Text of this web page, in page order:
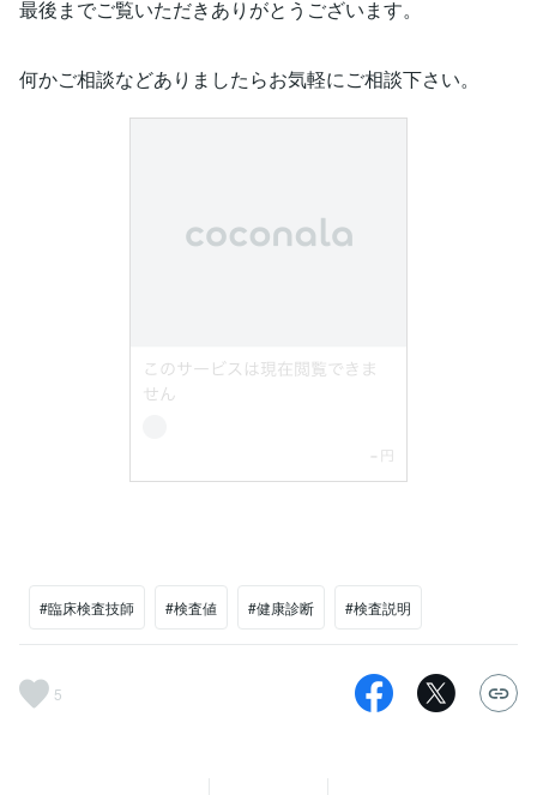
最後までご覧いただきありがとうございます。
何かご相談などありましたらお気軽にご相談下さい。
#臨床検査技師 #検査値 #健康診断 #検査説明
5